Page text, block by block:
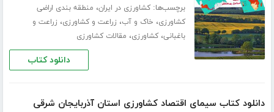
برچسب‌ها:کشاورزی در ایران، منطقه بندی اراضی
کشاورزی، خاک و آب، زراعت و کشاورزی، زراعت و
باغبانی،کشاورزی، مقالات کشاورزی
دانلود کتاب
دانلود کتاب سیمای اقتصاد کشاورزی استان آذربایجان شرقی